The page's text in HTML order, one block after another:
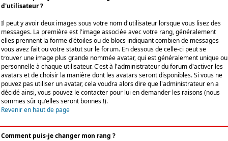
d'utilisateur ?
Il peut y avoir deux images sous votre nom d'utilisateur lorsque vous lisez des
messages. La première est l'image associée avec votre rang, généralement
elles prennent la forme d'étoiles ou de blocs indiquant combien de messages
vous avez fait ou votre statut sur le forum. En dessous de celle-ci peut se
trouver une image plus grande nommée avatar, qui est généralement unique ou
personnelle à chaque utilisateur. C'est à l'administrateur du forum d'activer les
avatars et de choisir la manière dont les avatars seront disponibles. Si vous ne
pouvez pas utiliser un avatar, cela voudra alors dire que l'administrateur en a
décidé ainsi, vous pouvez le contacter pour lui en demander les raisons (nous
sommes sûr qu'elles seront bonnes !).
Revenir en haut de page
Comment puis-je changer mon rang ?